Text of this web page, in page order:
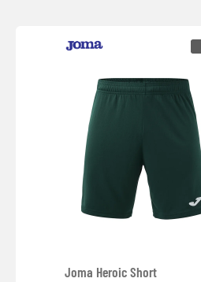
Joma Heroic Short